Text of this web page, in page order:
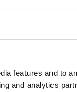
features and to
and analytics
LÅN GRATIS
e-mærket
webshop